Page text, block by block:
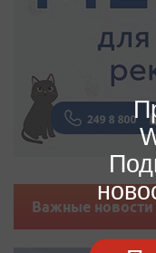
Важные новости